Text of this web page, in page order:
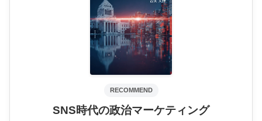
RECOMMEND
SNS時代の政治マーケティング